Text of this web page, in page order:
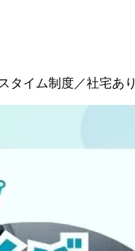
タイム制度／社宅あり